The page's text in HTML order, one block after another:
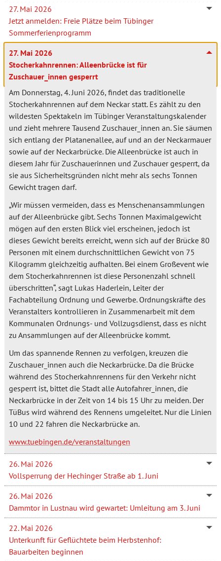
27. Mai 2026
Jetzt anmelden: Freie Plätze beim Tübinger
Sommerferienprogramm
27. Mai 2026
Stocherkahnrennen: Alleenbrücke ist für
Zuschauer_innen gesperrt
Am Donnerstag, 4. Juni 2026, findet das traditionelle
Stocherkahnrennen auf dem Neckar statt. Es zählt zu den
wildesten Spektakeln im Tübinger Veranstaltungskalender
und zieht mehrere Tausend Zuschauer_innen an. Sie säumen
sich entlang der Platanenallee, auf und an der Neckarmauer
sowie auf der Neckarbrücke. Die Alleenbrücke ist auch in
diesem Jahr für Zuschauerinnen und Zuschauer gesperrt, da
sie aus Sicherheitsgründen nicht mehr als sechs Tonnen
Gewicht tragen darf.
„Wir müssen vermeiden, dass es Menschenansammlungen
auf der Alleenbrücke gibt. Sechs Tonnen Maximalgewicht
mögen auf den ersten Blick viel erscheinen, jedoch ist
dieses Gewicht bereits erreicht, wenn sich auf der Brücke 80
Personen mit einem durchschnittlichen Gewicht von 75
Kilogramm gleichzeitig aufhalten. Bei einem Großevent wie
dem Stocherkahnrennen ist diese Personenzahl schnell
überschritten“, sagt Lukas Haderlein, Leiter der
Fachabteilung Ordnung und Gewerbe. Ordnungskräfte des
Veranstalters kontrollieren in Zusammenarbeit mit dem
Kommunalen Ordnungs- und Vollzugsdienst, dass es nicht
zu Ansammlungen auf der Alleenbrücke kommt.
Um das spannende Rennen zu verfolgen, kreuzen die
Zuschauer_innen auch die Neckarbrücke. Da die Brücke
während des Stocherkahnrennens für den Verkehr nicht
gesperrt ist, bittet die Stadt alle Autofahrer_innen, die
Neckarbrücke in der Zeit von 14 bis 15 Uhr zu meiden. Der
TüBus wird während des Rennens umgeleitet. Nur die Linien
10 und 22 fahren die Neckarbrücke an.
www.tuebingen.de/veranstaltungen
26. Mai 2026
Vollsperrung der Hechinger Straße ab 1. Juni
26. Mai 2026
Dammtor in Lustnau wird gewartet: Umleitung am 3. Juni
22. Mai 2026
Unterkunft für Geflüchtete beim Herbstenhof:
Bauarbeiten beginnen